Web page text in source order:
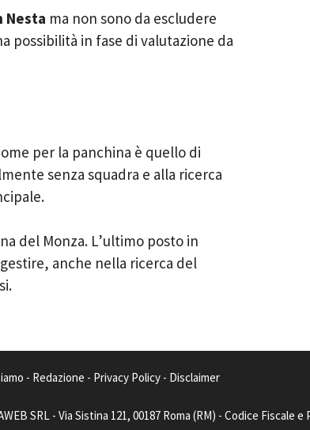
Nesta ma non sono da escludere
possibilità in fase di valutazione da
per la panchina è quello di
senza squadra e alla ricerca
del Monza. L’ultimo posto in
anche nella ricerca del
- Redazione - Privacy Policy - Disclaimer
SRL - Via Sistina 121, 00187 Roma (RM) - Codice Fiscale e